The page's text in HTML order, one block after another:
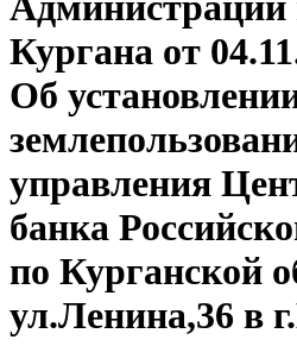
Кургана от
Об
управления
банка
по Курганской
ул.Ленина,36 в